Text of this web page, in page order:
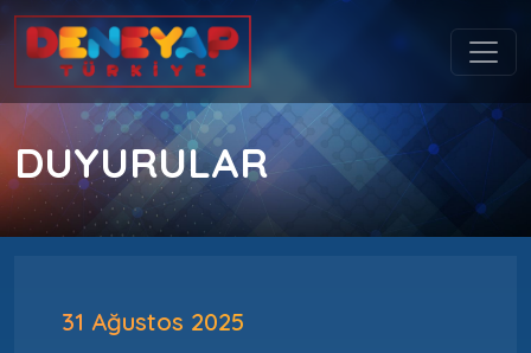
DUYURULAR
31 Ağustos 2025